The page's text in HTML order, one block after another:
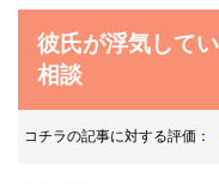
彼氏が浮気して
相談
コチラの記事に対する評価：